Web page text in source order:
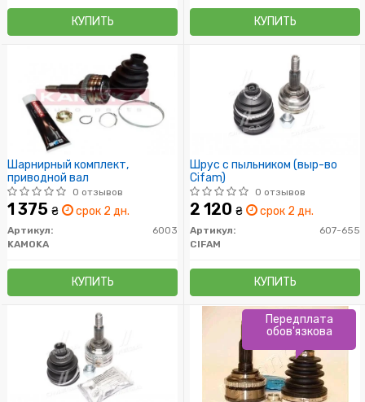
КУПИТЬ КУПИТЬ
Шарнирный комплект,
приводной вал
0 отзывов
1 375 ₴ срок 2 дн.
Артикул:
6003
KAMOKA
КУПИТЬ
Шрус с пыльником (выр-во
Cifam)
0 отзывов
2 120 ₴ срок 2 дн.
Артикул:
607-655
CIFAM
КУПИТЬ
Передплата
обов'язкова